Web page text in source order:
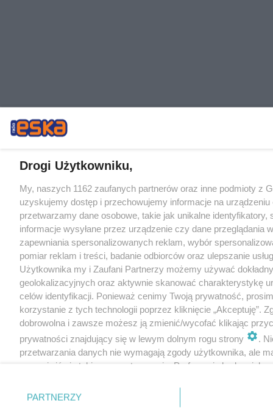
Drogi Użytkowniku,
My, naszych 1162 zaufanych partnerów oraz inne podmioty z
uzyskujemy dostęp i przechowujemy informacje na urządzeniu
przetwarzamy dane osobowe, takie jak unikalne identyfikatory,
informacje wysyłane przez urządzenie czy dane przeglądania
zapewniania spersonalizowanych reklam, wybór
pomiar reklam i treści, badanie odbiorców oraz ulepszanie
Użytkownika my i Zaufani Partnerzy możemy używać
geolokalizacyjnych oraz aktywnie skanować charakterystykę
celów identyfikacji. Ponieważ cenimy Twoją prywatność,
korzystanie z tych technologii poprzez kliknięcie „Akceptuję”.
dobrowolna i zawsze możesz ją zmienić/wycofać klikając
prywatności znajdujący się w lewym dolnym rogu strony
.
przetwarzania danych nie wymagają zgody użytkownika, ale
sprzeciwić się takiemu przetwarzaniu. Preferencje będą miały
Zapoznaj się z poniższymi informacjami, abyś mógł
PARTNERZY